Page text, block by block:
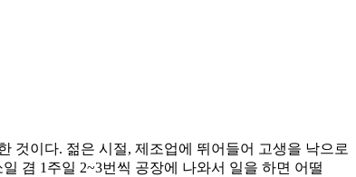
것이다. 젊은 시절, 제조업에 뛰어들어 고생을 낙으로
겸 1주일 2~3번씩 공장에 나와서 일을 하면 어떨